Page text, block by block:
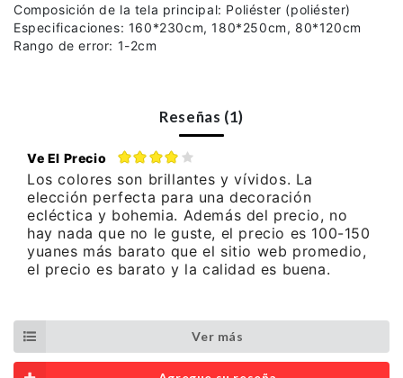
Composición de la tela principal: Poliéster (poliéster)
Especificaciones: 160*230cm, 180*250cm, 80*120cm
Rango de error: 1-2cm
Reseñas (1)
Ve El Precio
Los colores son brillantes y vívidos. La
elección perfecta para una decoración
ecléctica y bohemia. Además del precio, no
hay nada que no le guste, el precio es 100-150
yuanes más barato que el sitio web promedio,
el precio es barato y la calidad es buena.
Ver más